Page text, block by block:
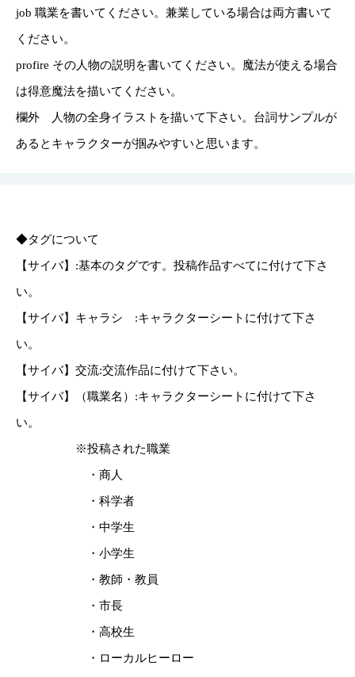
job 職業を書いてください。兼業している場合は両方書いて
ください。
profire その人物の説明を書いてください。魔法が使える場合
は得意魔法を描いてください。
欄外 人物の全身イラストを描いて下さい。台詞サンプルが
あるとキャラクターが掴みやすいと思います。
◆タグについて
【サイバ】:基本のタグです。投稿作品すべてに付けて下さ
い。
【サイバ】キャラシ :キャラクターシートに付けて下さ
い。
【サイバ】交流:交流作品に付けて下さい。
【サイバ】（職業名）:キャラクターシートに付けて下さ
い。
※投稿された職業
・商人
・科学者
・中学生
・小学生
・教師・教員
・市長
・高校生
・ローカルヒーロー